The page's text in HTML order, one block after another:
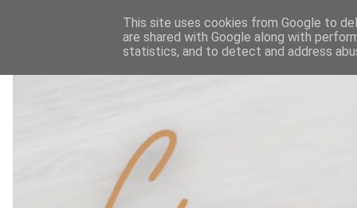
This site uses cookies from Google to
are shared with Google along with
statistics, and to detect and address